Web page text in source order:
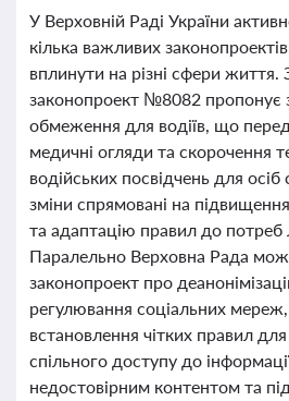
У Верховній Раді України
кілька важливих
вплинути на різні сфери життя.
законопроект №8082 пропонує
обмеження для водіїв, що
медичні огляди та скорочення
водійських посвідчень для
зміни спрямовані на
та адаптацію правил до потреб
Паралельно Верховна Рада
законопроект про
регулювання соціальних
встановлення чітких правил
спільного доступу до
недостовірним контентом та